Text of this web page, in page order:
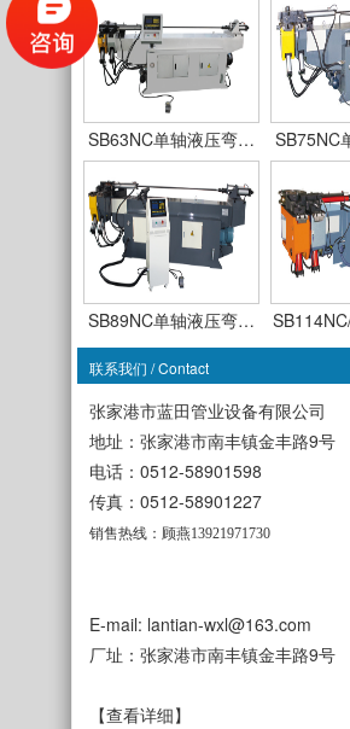
SB63NC单轴液压弯… SB75NC
SB89NC单轴液压弯…
SB63CNC-TSR-3A全…
联系我们 / Contact
张家港市蓝田管业设备有限公司
地址：张家港市南丰镇金丰路9号
电话：0512-58901598
传真：0512-58901227
销售热线：顾燕13921971730
E-mail: lantian-wxl@163.com
厂址：张家港市南丰镇金丰路9号
【查看详细】